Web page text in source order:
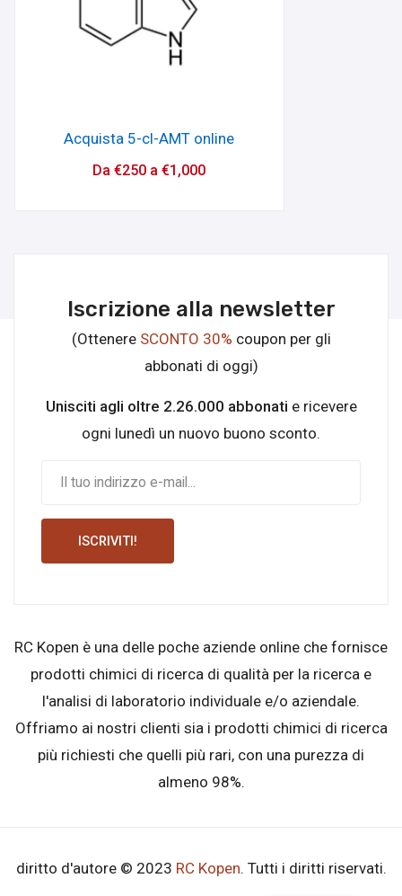
Acquista 5-cl-AMT online
Da€250 a€1,000
Iscrizione alla newsletter
(Ottenere SCONTO 30% coupon per gli
abbonati di oggi)
Unisciti agli oltre 2.26.000 abbonati e ricevere
ogni lunedì un nuovo buono sconto.
ISCRIVITI!
RC Kopen è una delle poche aziende online che fornisce
prodotti chimici di ricerca di qualità per la ricerca e
l'analisi di laboratorio individuale e/o aziendale.
Offriamo ai nostri clienti sia i prodotti chimici di ricerca
più richiesti che quelli più rari, con una purezza di
almeno 98%.
diritto d'autore © 2023 RC Kopen. Tutti i diritti riservati.